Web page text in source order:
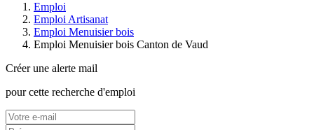
Emploi
Emploi Artisanat
Emploi Menuisier bois
Emploi Menuisier bois Canton de Vaud
Créer une alerte mail
pour cette recherche d'emploi